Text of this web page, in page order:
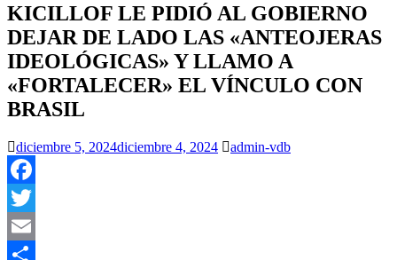
KICILLOF LE PIDIÓ AL GOBIERNO
DEJAR DE LADO LAS «ANTEOJERAS
IDEOLÓGICAS» Y LLAMO A
«FORTALECER» EL VÍNCULO CON
BRASIL
diciembre 5, 2024diciembre 4, 2024 admin-vdb
Facebook
Twitter
Email